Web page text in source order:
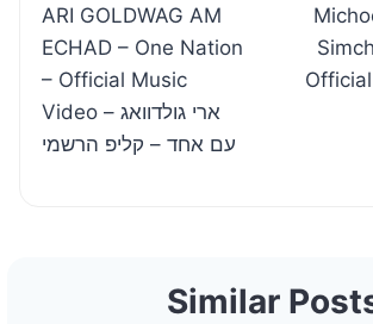
navigation
ARI GOLDWAG AM
ECHAD – One Nation
– Official Music
Video ארי גולדוואג –
עם אחד – קליפ הרשמי
Similar